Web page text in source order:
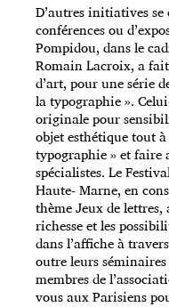
D’autres initiatives
conférences ou
Pompidou, dans le
Romain Lacroix, a
d’art, pour une série
la typographie ».
originale pour
objet esthétique tout
typographie » et faire
spécialistes. Le
Haute- Marne, en
thème Jeux de
richesse et les
dans l’affiche à
outre leurs
membres de
vous aux Parisiens